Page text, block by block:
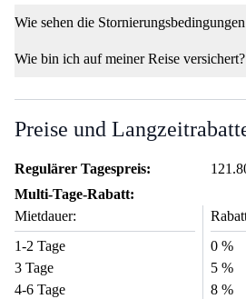
Wie sehen die
Wie bin ich auf meiner Reise versichert?
Preise und
Regulärer Tagespreis:
Multi-Tage-Rabatt:
Mietdauer:
1-2 Tage
0 %
3 Tage
5 %
4-6 Tage
8 %